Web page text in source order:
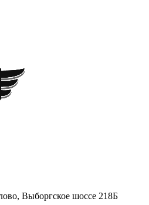
Выборгское шоссе 218Б